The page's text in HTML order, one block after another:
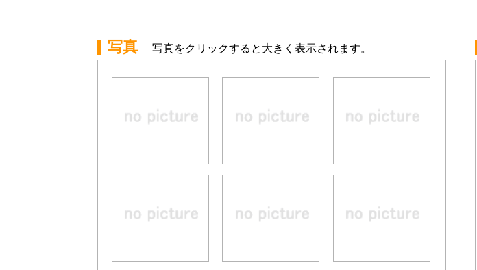
写真 写真をクリックすると大きく表示されます。